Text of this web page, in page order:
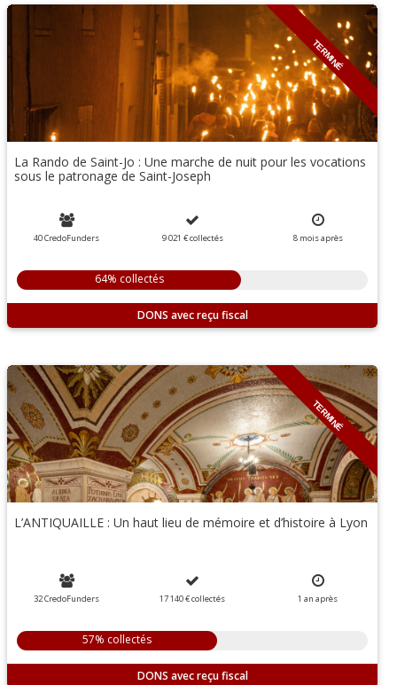
TERMINÉ
La Rando de Saint-Jo : Une marche de nuit pour les vocations
sous le patronage de Saint-Joseph
40 CredoFunders 9 021 €collectés 8moisaprès
64% collectés
DONS
TERMINÉ
L’ANTIQUAILLE : Un haut lieu de mémoire et d’histoire à Lyon
32 CredoFunders 17 140 €collectés 1 an après
57% collectés
DONS